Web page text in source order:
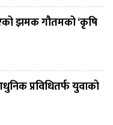
झमक गौतमको ‘कृषि
प्रविधितर्फ युवाको